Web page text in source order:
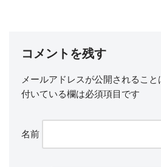
コメントを残す
メールアドレスが公開されること
付いている欄は必須項目です
名前